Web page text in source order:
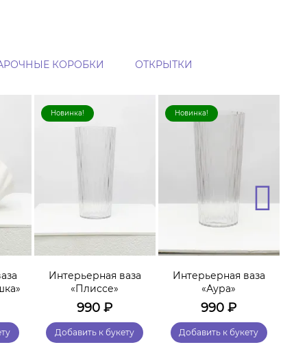
КОРОБКИ ОТКРЫТКИ
Новинка!
Интерьерная ваза
«Плиссе»
990 ₽
Добавить к букету
Новинка!
Интерьерная ваза
«Аура»
990 ₽
Добавить к букету